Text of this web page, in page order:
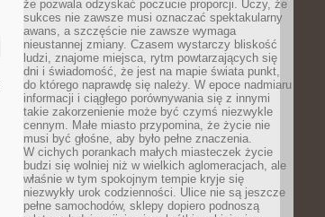
że pozwala odzyskać poczucie proporcji. Uczy, że
sukces nie zawsze musi oznaczać spektakularny
awans, a szczęście nie zawsze wymaga
nieustannej zmiany. Czasem wystarczy bliskość
ludzi, znajome miejsca, rytm powtarzających się
dni i świadomość, że jest na mapie świata punkt,
do którego naprawdę się należy. W epoce nadmiaru
informacji i ciągłego porównywania się z innymi
takie zakorzenienie może być czymś niezwykle
cennym. Małe miasto przypomina, że życie nie
musi być głośne, aby było pełne znaczenia.
W cichych porankach małych miasteczek życie
budzi się wolniej niż w wielkich aglomeracjach, ale
właśnie w tym spokojnym tempie kryje się
niezwykły urok codzienności. Ulice nie są jeszcze
pełne samochodów, sklepy dopiero podnoszą